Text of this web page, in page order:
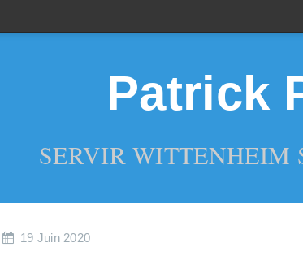
Patrick
SERVIR
19 Juin 2020